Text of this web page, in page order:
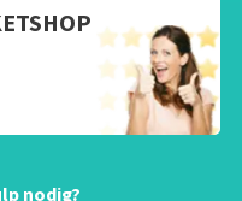
nodig?